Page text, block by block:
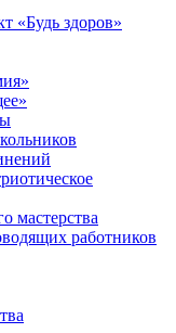
«Будь здоров»
мастерства
работников